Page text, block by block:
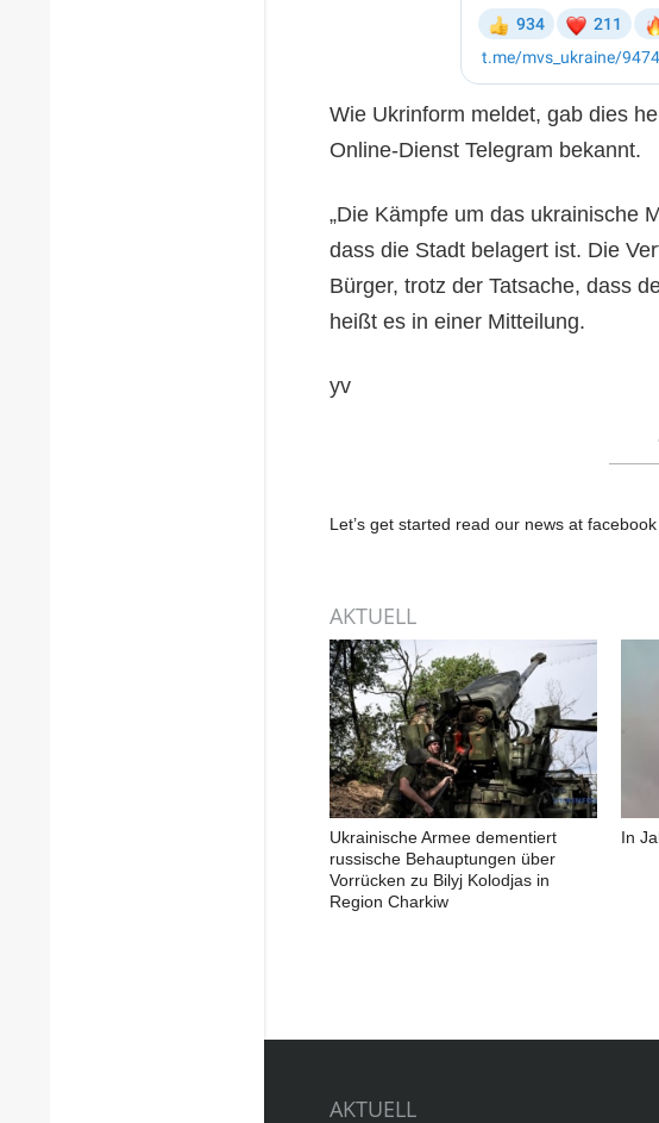
Wie Ukrinform meldet, gab dies
Online-Dienst Telegram bekannt.
„Die Kämpfe um das ukrainische
dass die Stadt belagert ist. Die
Bürger, trotz der Tatsache, dass
heißt es in einer Mitteilung.
yv
Let’s get started read our news at
AKTUELL
Ukrainische Armee dementiert
russische Behauptungen über
Vorrücken zu Bilyj Kolodjas in
Region Charkiw
In
AKTUELL